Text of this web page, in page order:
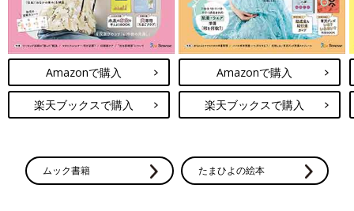
Amazonで購入
楽天ブックスで購入
Amazonで購入
楽天ブックスで購入
ムック書籍 たまひよの絵本